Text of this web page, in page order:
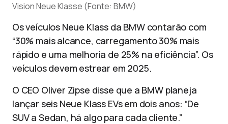
Vision Neue Klasse (Fonte: BMW)
Os veículos Neue Klass da BMW contarão com
“30% mais alcance, carregamento 30% mais
rápido e uma melhoria de 25% na eficiência”. Os
veículos devem estrear em 2025.
O CEO Oliver Zipse disse que a BMW planeja
lançar seis Neue Klass EVs em dois anos: “De
SUV a Sedan, há algo para cada cliente.”